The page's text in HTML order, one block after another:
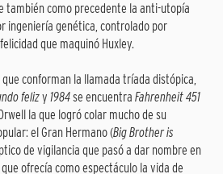
también como precedente la anti-utopía
ingeniería genética, controlado por
que maquinó Huxley.
conforman la llamada tríada distópica,
felizy 1984se encuentra Fahrenheit 451
la que logró colar mucho de su
el Gran Hermano (Big Brother is
de vigilancia que pasó a dar nombre en
que ofrecía como espectáculo la vida de